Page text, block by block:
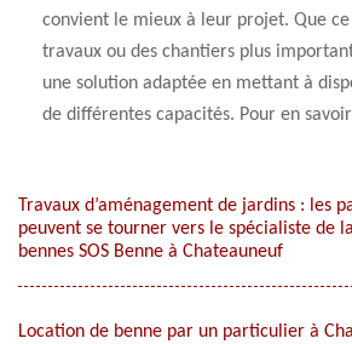
convient le mieux à leur projet. Que
travaux ou des chantiers plus
une solution adaptée en mettant à
de différentes capacités. Pour en
Travaux d’aménagement de jardins : les
peuvent se tourner vers le spécialiste de
bennes SOS Benne à Chateauneuf
Location de benne par un particulier à